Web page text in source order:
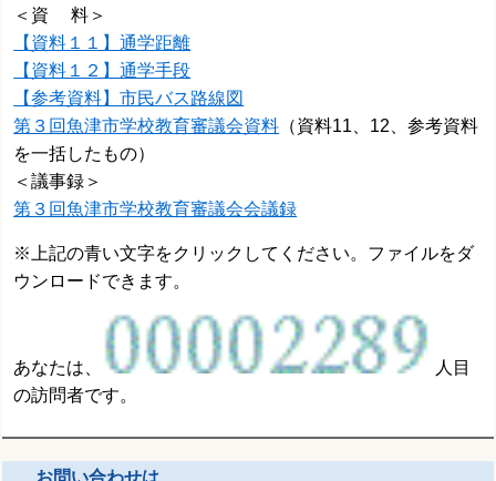
＜資 料＞
【資料１１】通学距離
【資料１２】通学手段
【参考資料】市民バス路線図
第３回魚津市学校教育審議会資料 （資料11、12、参考資料
を一括したもの）
＜議事録＞
第３回魚津市学校教育審議会会議録
※上記の青い文字をクリックしてください。ファイルをダ
ウンロードできます。
あなたは、
人目
の訪問者です。
お問い合わせは